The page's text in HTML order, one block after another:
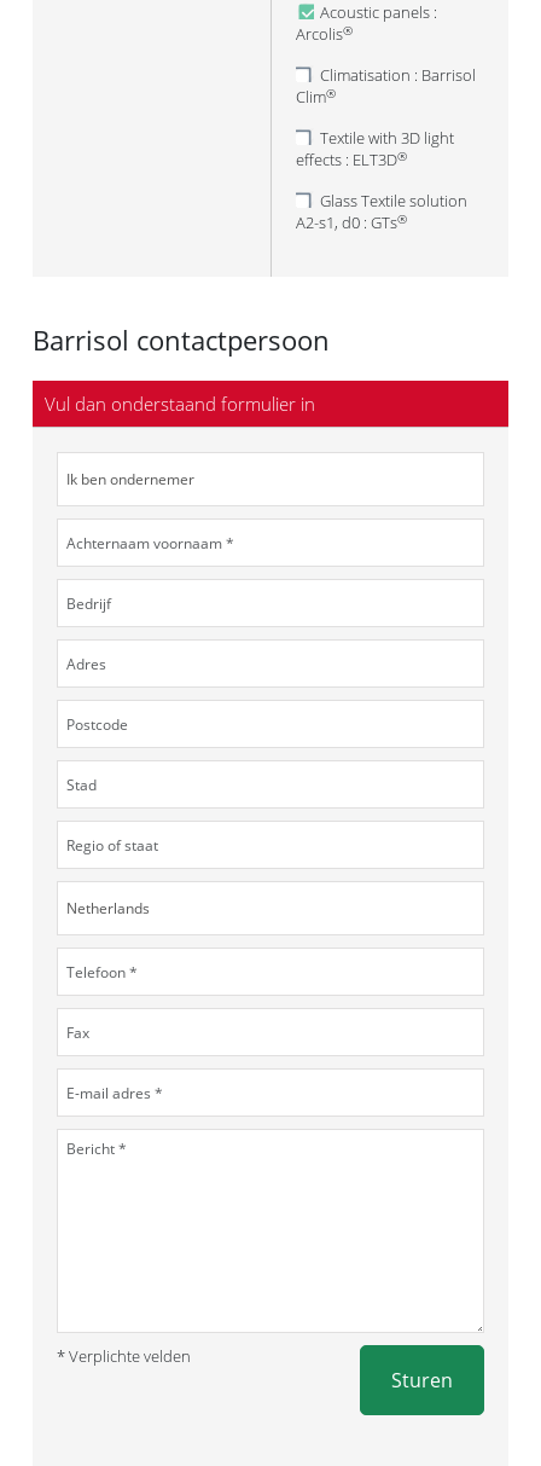
Acoustic panels :
Arcolis®
Climatisation : Barrisol
Clim®
Textile with 3D light
effects : ELT3D®
Glass Textile solution
A2-s1, d0 : GTs®
Barrisol contactpersoon
Vul dan onderstaand formulier in
* Verplichte velden
Sturen